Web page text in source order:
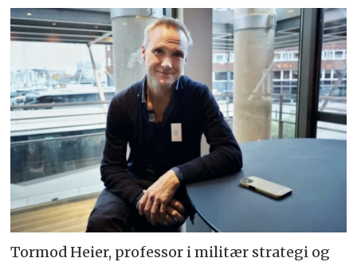
Tormod Heier, professor i militær strategi og